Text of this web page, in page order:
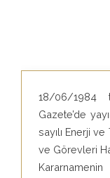
18/06/1984
Gazete’de
sayılı Enerji ve
ve Görevleri